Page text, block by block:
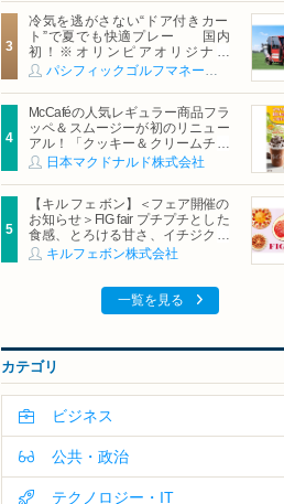
冷気を逃がさない“ドア付きカー
ト”で夏でも快適プレー 国内
初！※オリンピアオリジナル
「AirCon Cart（エアコンカー
ト）」導入 | ＰＧＭ
McCaféの人気レギュラー商品フラ
ッペ＆スムージーが初のリニュー
アル！「クッキー＆クリームチョ
コフラッペ」「マンゴースムージ
ー」8月5日（水）から販売開始
日本マクドナルド株式会社
【キル フェ ボン】＜フェア開催の
お知らせ＞FIG fair プチプチとした
食感、とろける甘さ、イチジクの
魅力をたっぷりと。新作を含め、
イチジク尽くしの全4種が登場8月
キルフェボン株式会社
一覧を見る
カテゴリ
ビジネス
公共・政治
テクノロジー・IT